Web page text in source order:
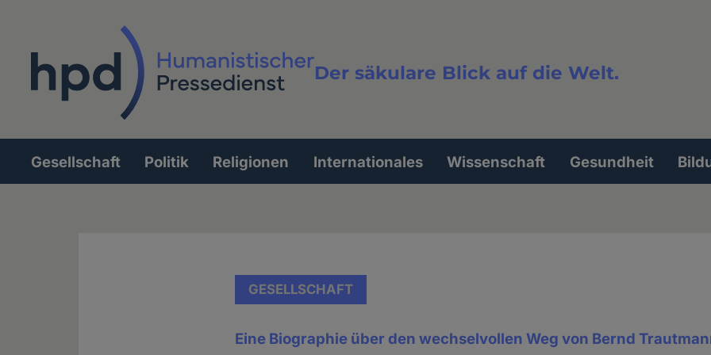
Der säkulare Blick auf die Welt.
Volltextsuche
Hauptnavigation
Gesellschaft Politik Religionen Internationales Wissenschaft Gesundheit
GESELLSCHAFT
Eine Biographie über den wechselvollen Weg von Bernd